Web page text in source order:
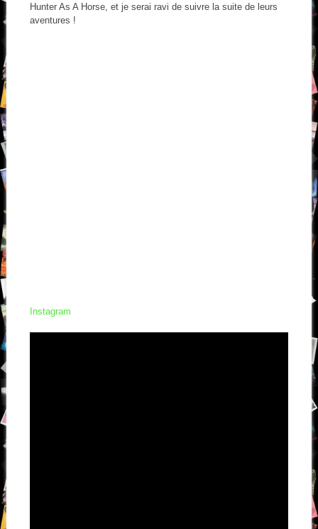
Hunter As A Horse, et je serai ravi de suivre la suite de leurs
aventures !
Instagram